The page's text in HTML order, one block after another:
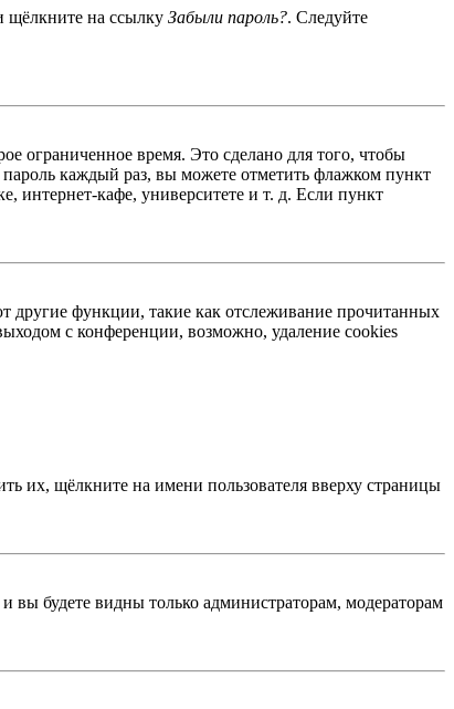
щёлкните на ссылку Забыли пароль?. Следуйте
ограниченное время. Это сделано для того, чтобы
пароль каждый раз, вы можете отметить флажком пункт
интернет-кафе, университете и т. д. Если пункт
другие функции, такие как отслеживание прочитанных
с конференции, возможно, удаление cookies
их, щёлкните на имени пользователя вверху страницы
и вы будете видны только администраторам, модераторам